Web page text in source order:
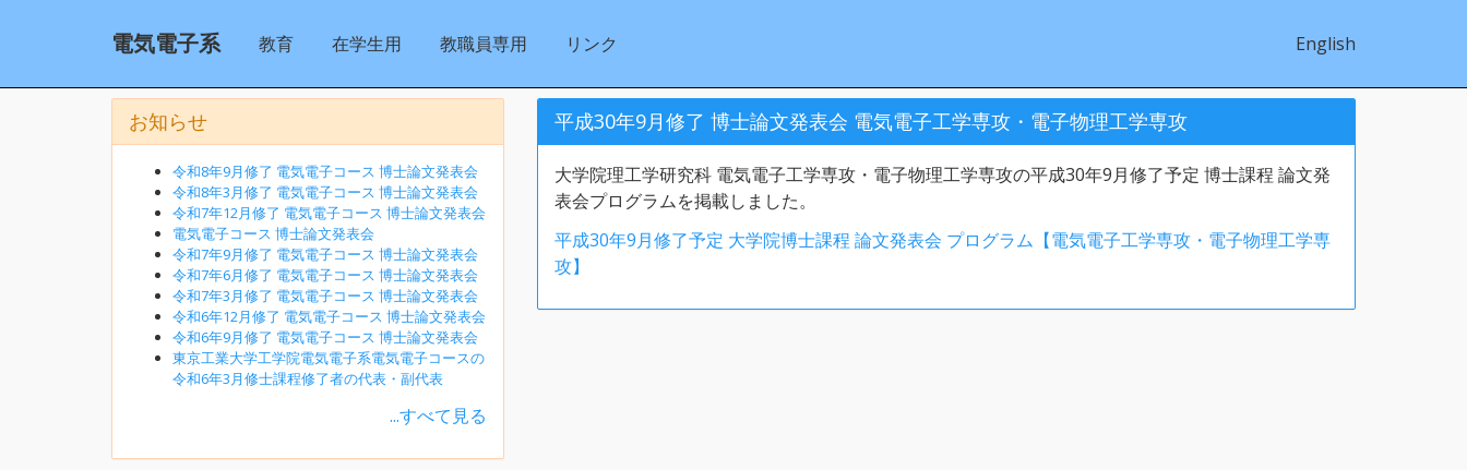
電気電子系 教育 在学生用 教職員専用 リンク English
平成30年9月修了 博士論文発表会 電気電子工学専攻・電子物理工学専攻
大学院理工学研究科 電気電子工学専攻・電子物理工学専攻の平成30年9月修了予定 博士課程 論文発
表会プログラムを掲載しました。
平成30年9月修了予定 大学院博士課程 論文発表会 プログラム【電気電子工学専攻・電子物理工学専
攻】
お知らせ
令和8年9月修了 電気電子コース 博士論文発表会
令和8年3月修了 電気電子コース 博士論文発表会
令和7年12月修了 電気電子コース 博士論文発表会
電気電子コース 博士論文発表会
令和7年9月修了 電気電子コース 博士論文発表会
令和7年6月修了 電気電子コース 博士論文発表会
令和7年3月修了 電気電子コース 博士論文発表会
令和6年12月修了 電気電子コース 博士論文発表会
令和6年9月修了 電気電子コース 博士論文発表会
東京工業大学工学院電気電子系電気電子コースの
令和6年3月修士課程修了者の代表・副代表
...すべて見る